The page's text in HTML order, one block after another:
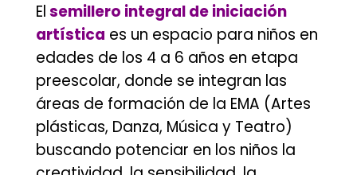
Elsemillero integral de iniciación
artística es un espacio para niños en
edades de los 4 a 6 años en etapa
preescolar, donde se integran las
áreas de formación de la EMA (Artes
plásticas, Danza, Música y Teatro)
buscando potenciar en los niños la